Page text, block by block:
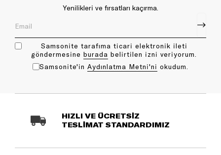
Yenilikleri ve fırsatları kaçırma.
Samsonite tarafıma ticari elektronik ileti
göndermesine bu rada belirtilen izni veriyorum.
Samsonite'in Aydınlatma Metni'ni okudum.
HIZLI VE ÜCRETSİZ
TESLİMAT STANDARDIMIZ